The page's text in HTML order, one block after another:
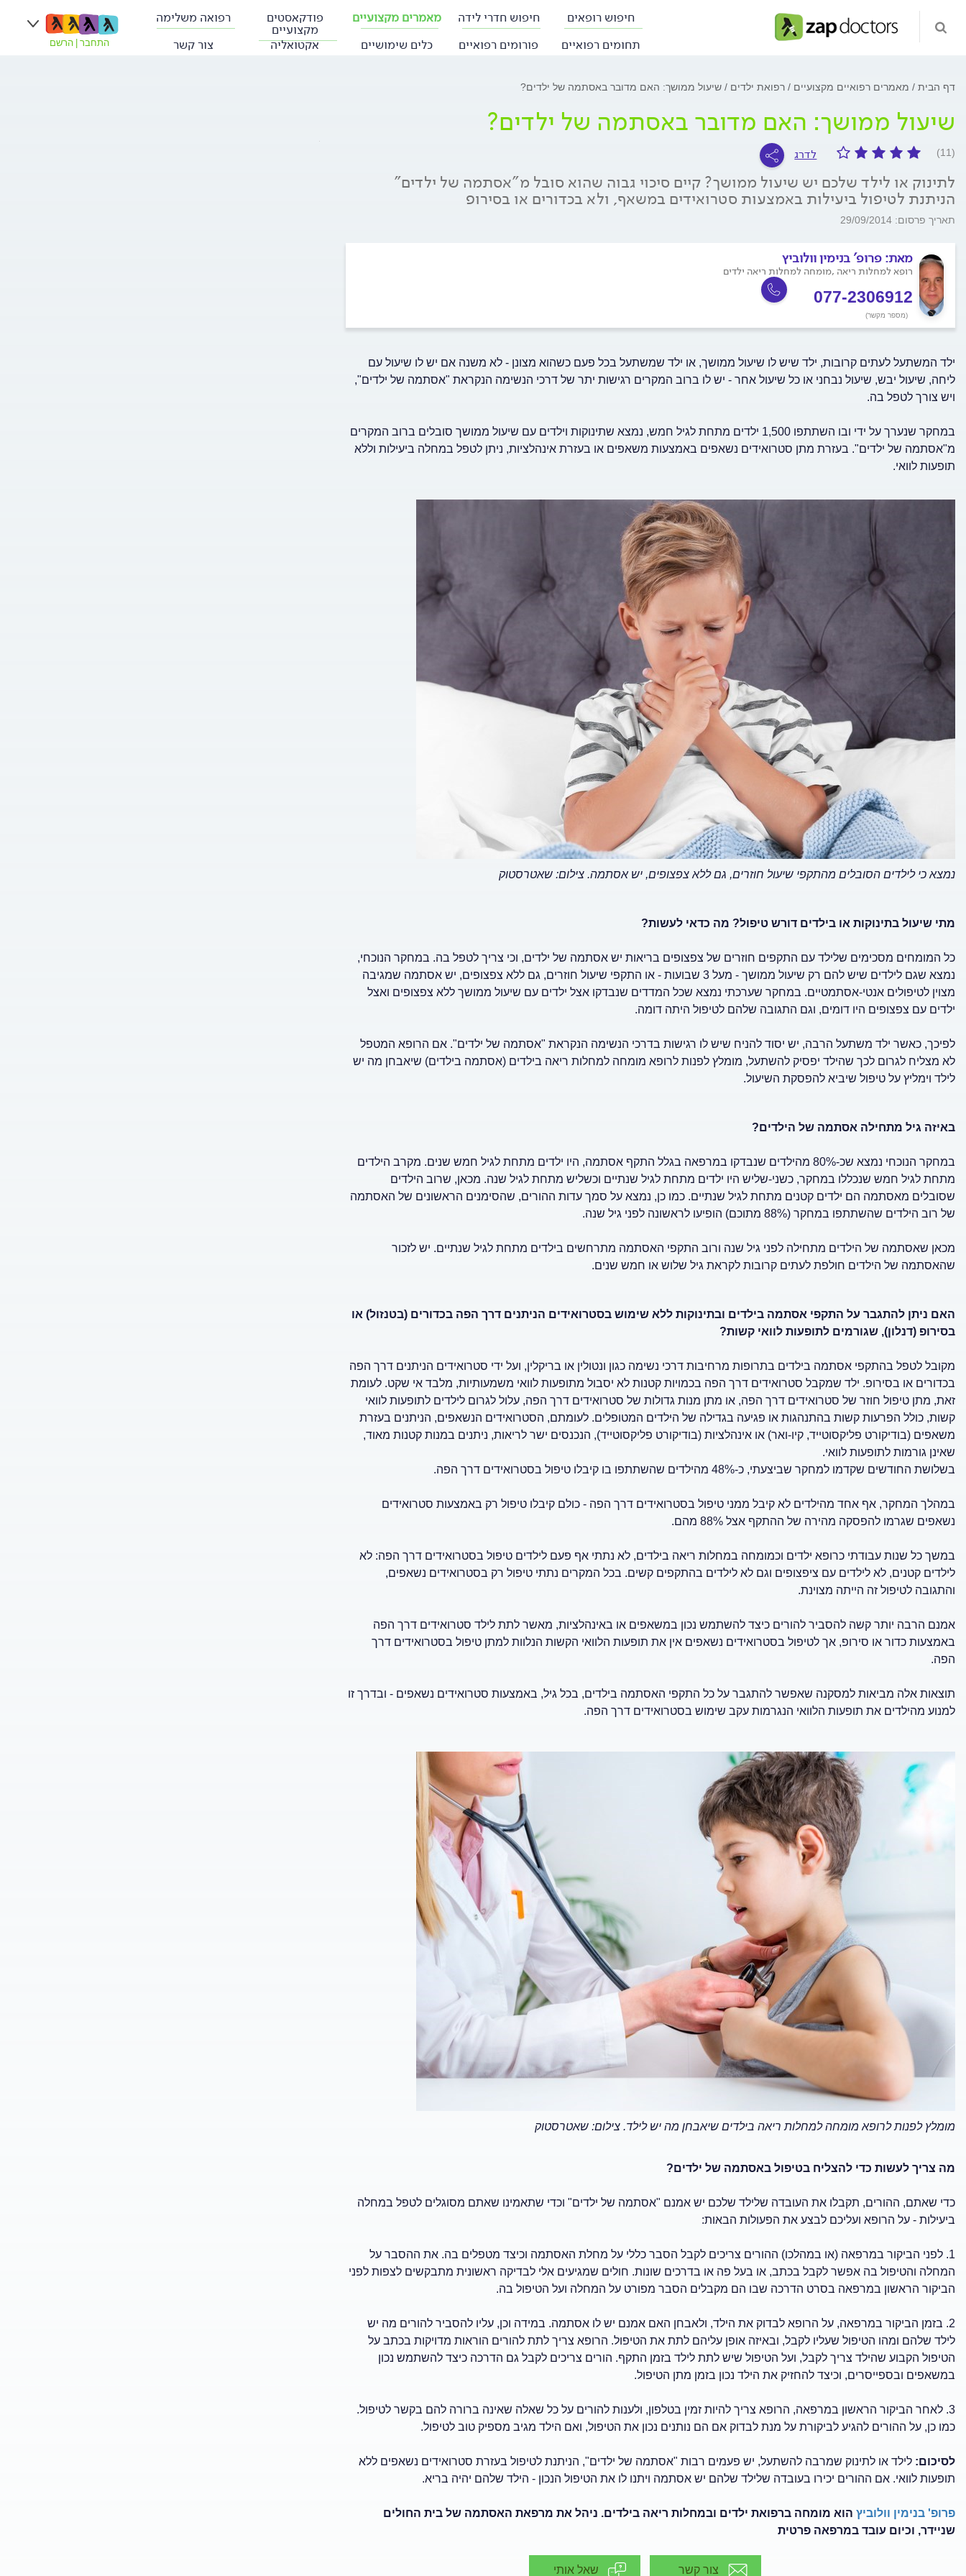
חיפוש רופאים חיפוש חדרי לידה מאמרים מקצועיים פודקאסטים
מקצועיים
רפואה משלימה
תחומים רפואיים
פורומים רפואיים כלים שימושיים אקטואליה צור קשר התחבר הרשם
דף הבית מאמרים רפואיים מקצועיים רפואת ילדים שיעול ממושך: האם מדובר באסתמה של ילדים?
שיעול ממושך: האם מדובר באסתמה של ילדים?
(11) לדרג
לתינוק או לילד שלכם יש שיעול ממושך? קיים סיכוי גבוה שהוא סובל מ"אסתמה של ילדים"
הניתנת לטיפול ביעילות באמצעות סטרואידים במשאף, ולא בכדורים או בסירופ
תאריך פרסום: 29/09/2014
מאת: פרופ' בנימין וולוביץ
רופא למחלות ריאה ,מומחה למחלות ריאה ילדים
077-2306912
(מספר מקשר)
ילד המשתעל לעתים קרובות, ילד שיש לו שיעול ממושך, או ילד שמשתעל בכל פעם כשהוא מצונן - לא משנה אם יש לו שיעול עם
ליחה, שיעול יבש, שיעול נבחני או כל שיעול אחר - יש לו ברוב המקרים רגישות יתר של דרכי הנשימה הנקראת "אסתמה של ילדים",
ויש צורך לטפל בה.
במחקר שנערך על ידי ובו השתתפו 1,500 ילדים מתחת לגיל חמש, נמצא שתינוקות וילדים עם שיעול ממושך סובלים ברוב המקרים
מ"אסתמה של ילדים". בעזרת מתן סטרואידים נשאפים באמצעות משאפים או בעזרת אינהלציות, ניתן לטפל במחלה ביעילות וללא
תופעות לוואי.
נמצא כי לילדים הסובלים מהתקפי שיעול חוזרים, גם ללא צפצופים, יש אסתמה. צילום: שאטרסטוק
מתי שיעול בתינוקות או בילדים דורש טיפול? מה כדאי לעשות?
כל המומחים מסכימים שלילד עם התקפים חוזרים של צפצופים בריאות יש אסתמה של ילדים, וכי צריך לטפל בה. במחקר הנוכחי,
נמצא שגם לילדים שיש להם רק שיעול ממושך - מעל 3 שבועות - או התקפי שיעול חוזרים, גם ללא צפצופים, יש אסתמה שמגיבה
מצוין לטיפולים אנטי-אסתמטיים. במחקר שערכתי נמצא שכל המדדים שנבדקו אצל ילדים עם שיעול ממושך ללא צפצופים ואצל
ילדים עם צפצופים היו דומים, וגם התגובה שלהם לטיפול היתה דומה.
לפיכך, כאשר ילד משתעל הרבה, יש יסוד להניח שיש לו רגישות בדרכי הנשימה הנקראת "אסתמה של ילדים". אם הרופא המטפל
לא מצליח לגרום לכך שהילד יפסיק להשתעל, מומלץ לפנות לרופא מומחה למחלות ריאה בילדים (אסתמה בילדים) שיאבחן מה יש
לילד וימליץ על טיפול שיביא להפסקת השיעול.
באיזה גיל מתחילה אסתמה של הילדים?
במחקר הנוכחי נמצא שכ-80% מהילדים שנבדקו במרפאה בגלל התקף אסתמה, היו ילדים מתחת לגיל חמש שנים. מקרב הילדים
מתחת לגיל חמש שנכללו במחקר, כשני-שליש היו ילדים מתחת לגיל שנתיים וכשליש מתחת לגיל שנה. מכאן, שרוב הילדים
שסובלים מאסתמה הם ילדים קטנים מתחת לגיל שנתיים. כמו כן, נמצא על סמך עדות ההורים, שהסימנים הראשונים של האסתמה
של רוב הילדים שהשתתפו במחקר (88% מתוכם) הופיעו לראשונה לפני גיל שנה.
מכאן שאסתמה של הילדים מתחילה לפני גיל שנה ורוב התקפי האסתמה מתרחשים בילדים מתחת לגיל שנתיים. יש לזכור
שהאסתמה של הילדים חולפת לעתים קרובות לקראת גיל שלוש או חמש שנים.
האם ניתן להתגבר על התקפי אסתמה בילדים ובתינוקות ללא שימוש בסטרואידים הניתנים דרך הפה בכדורים (בטנזול) או
בסירופ (דנלון), שגורמים לתופעות לוואי קשות?
מקובל לטפל בהתקפי אסתמה בילדים בתרופות מרחיבות דרכי נשימה כגון ונטולין או בריקלין, ועל ידי סטרואידים הניתנים דרך הפה
בכדורים או בסירופ. ילד שמקבל סטרואידים דרך הפה בכמויות קטנות לא יסבול מתופעות לוואי משמעותיות, מלבד אי שקט. לעומת
זאת, מתן טיפול חוזר של סטרואידים דרך הפה, או מתן מנות גדולות של סטרואידים דרך הפה, עלול לגרום לילדים לתופעות לוואי
קשות, כולל הפרעות קשות בהתנהגות או פגיעה בגדילה של הילדים המטופלים. לעומתם, הסטרואידים הנשאפים, הניתנים בעזרת
משאפים (בודיקורט פליקסוטייד, קיו-ואר) או אינהלציות (בודיקורט פליקסוטייד), הנכנסים ישר לריאות, ניתנים במנות קטנות מאוד,
שאינן גורמות לתופעות לוואי.
בשלושת החודשים שקדמו למחקר שביצעתי, כ-48% מהילדים שהשתתפו בו קיבלו טיפול בסטרואידים דרך הפה.
במהלך המחקר, אף אחד מהילדים לא קיבל ממני טיפול בסטרואידים דרך הפה - כולם קיבלו טיפול רק באמצעות סטרואידים
נשאפים שגרמו להפסקה מהירה של ההתקף אצל 88% מהם.
במשך כל שנות עבודתי כרופא ילדים וכמומחה במחלות ריאה בילדים, לא נתתי אף פעם לילדים טיפול בסטרואידים דרך הפה: לא
לילדים קטנים, לא לילדים עם ציפצופים וגם לא לילדים בהתקפים קשים. בכל המקרים נתתי טיפול רק בסטרואידים נשאפים,
והתגובה לטיפול זה הייתה מצוינת.
אמנם הרבה יותר קשה להסביר להורים כיצד להשתמש נכון במשאפים או באינהלציות, מאשר לתת לילד סטרואידים דרך הפה
באמצעות כדור או סירופ, אך לטיפול בסטרואידים נשאפים אין את תופעות הלוואי הקשות הנלוות למתן טיפול בסטרואידים דרך
הפה.
תוצאות אלה מביאות למסקנה שאפשר להתגבר על כל התקפי האסתמה בילדים, בכל גיל, באמצעות סטרואידים נשאפים - ובדרך זו
למנוע מהילדים את תופעות הלוואי הנגרמות עקב שימוש בסטרואידים דרך הפה.
מומלץ לפנות לרופא מומחה למחלות ריאה בילדים שיאבחן מה יש לילד. צילום: שאטרסטוק
מה צריך לעשות כדי להצליח בטיפול באסתמה של ילדים?
כדי שאתם, ההורים, תקבלו את העובדה שלילד שלכם יש אמנם "אסתמה של ילדים" וכדי שתאמינו שאתם מסוגלים לטפל במחלה
ביעילות - על הרופא ועליכם לבצע את הפעולות הבאות:
1. לפני הביקור במרפאה (או במהלכו) ההורים צריכים לקבל הסבר כללי על מחלת האסתמה וכיצד מטפלים בה. את ההסבר על
המחלה והטיפול בה אפשר לקבל בכתב, או בעל פה או בדרכים שונות. חולים שמגיעים אלי לבדיקה ראשונית מתבקשים לצפות לפני
הביקור הראשון במרפאה בסרט הדרכה שבו הם מקבלים הסבר מפורט על המחלה ועל הטיפול בה.
2. בזמן הביקור במרפאה, על הרופא לבדוק את הילד, ולאבחן האם אמנם יש לו אסתמה. במידה וכן, עליו להסביר להורים מה יש
לילד שלהם ומהו הטיפול שעליו לקבל, ובאיזה אופן עליהם לתת את הטיפול. הרופא צריך לתת להורים הוראות מדויקות בכתב על
הטיפול הקבוע שהילד צריך לקבל, ועל הטיפול שיש לתת לילד בזמן התקף. הורים צריכים לקבל גם הדרכה כיצד להשתמש נכון
במשאפים ובספייסרים, וכיצד להחזיק את הילד נכון בזמן מתן הטיפול.
3. לאחר הביקור הראשון במרפאה, הרופא צריך להיות זמין בטלפון, ולענות להורים על כל שאלה שאינה ברורה להם בקשר לטיפול.
כמו כן, על ההורים להגיע לביקורת על מנת לבדוק אם הם נותנים נכון את הטיפול, ואם הילד מגיב מספיק טוב לטיפול.
לסיכום: לילד או לתינוק שמרבה להשתעל, יש פעמים רבות "אסתמה של ילדים", הניתנת לטיפול בעזרת סטרואידים נשאפים ללא
תופעות לוואי. אם ההורים יכירו בעובדה שלילד שלהם יש אסתמה ויתנו לו את הטיפול הנכון - הילד שלהם יהיה בריא.
פרופ' בנימין וולוביץ הוא מומחה ברפואת ילדים ובמחלות ריאה בילדים. ניהל את מרפאת האסתמה של בית החולים
שניידר, וכיום עובד במרפאה פרטית
צור קשר שאל אותי